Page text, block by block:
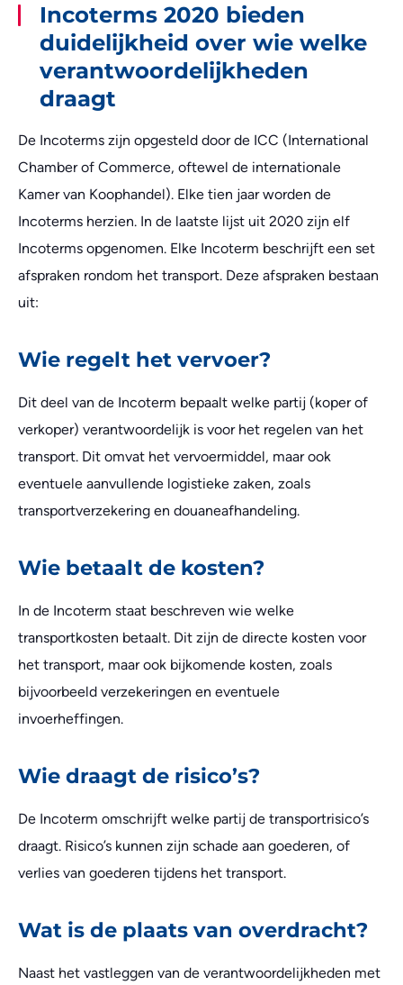
Incoterms 2020 bieden
duidelijkheid over wie welke
verantwoordelijkheden
draagt
De Incoterms zijn opgesteld door de ICC (International
Chamber of Commerce, oftewel de internationale
Kamer van Koophandel). Elke tien jaar worden de
Incoterms herzien. In de laatste lijst uit 2020 zijn elf
Incoterms opgenomen. Elke Incoterm beschrijft een set
afspraken rondom het transport. Deze afspraken bestaan
uit:
Wie regelt het vervoer?
Dit deel van de Incoterm bepaalt welke partij (koper of
verkoper) verantwoordelijk is voor het regelen van het
transport. Dit omvat het vervoermiddel, maar ook
eventuele aanvullende logistieke zaken, zoals
transportverzekering en douaneafhandeling.
Wie betaalt de kosten?
In de Incoterm staat beschreven wie welke
transportkosten betaalt. Dit zijn de directe kosten voor
het transport, maar ook bijkomende kosten, zoals
bijvoorbeeld verzekeringen en eventuele
invoerheffingen.
Wie draagt de risico’s?
De Incoterm omschrijft welke partij de transportrisico’s
draagt. Risico’s kunnen zijn schade aan goederen, of
verlies van goederen tijdens het transport.
Wat is de plaats van overdracht?
Naast het vastleggen van de verantwoordelijkheden met